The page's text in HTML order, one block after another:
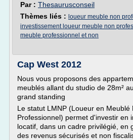
Par : Thesaurusconseil
Thèmes liés : loueur meuble non
investissement loueur meuble non
meuble professionnel et non
Cap West 2012
Nous vous proposons des
meublés allant du studio de 28m²
grand standing
Le statut LMNP (Loueur en Meublé
Professionnel) permet d'investir en
locatif, dans un cadre privilégié, en
des revenus sécurisés et non